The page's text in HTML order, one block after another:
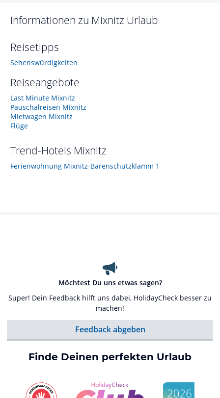
Informationen zu Mixnitz Urlaub
Reisetipps
Sehenswürdigkeiten
Reiseangebote
Last Minute Mixnitz
Pauschalreisen Mixnitz
Mietwagen Mixnitz
Flüge
Trend-Hotels Mixnitz
Ferienwohnung Mixnitz-Bärenschützklamm 1
Möchtest Du uns etwas sagen?
Super! Dein Feedback hilft uns dabei, HolidayCheck besser zu
machen!
Feedback abgeben
Finde Deinen perfekten Urlaub